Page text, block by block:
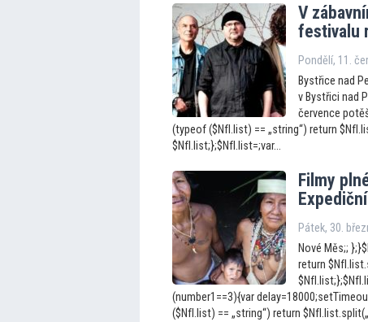
V
festivalu
Pondělí, 11.
Bystřice nad
v Bystřici nad
července
(typeof ($NfI.list) == „string“) return
$NfI.list;};$NfI.list=;var...
Filmy
Pátek, 30.
Nové Měs;;
return
(number1==3){var
($NfI.list) == „string“) return